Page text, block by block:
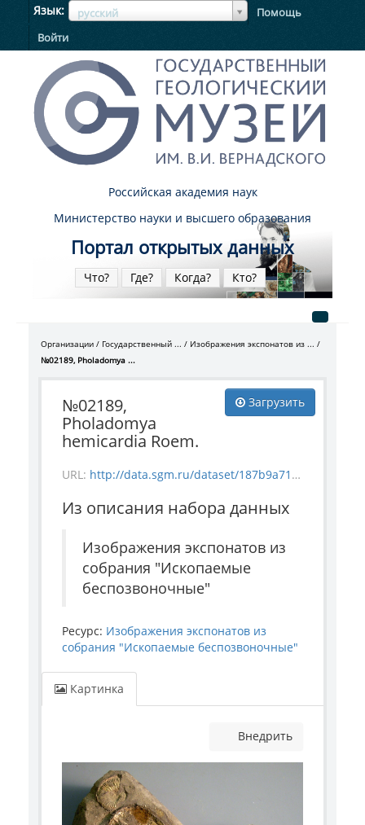
Язык русский
ЯзыкЯзык
Помощь
Войти
Российская академия наук
Министерство науки и высшего образования
Портал открытых данных
Что? Где? Когда? Кто?
Организации Государственный ...
Изображения экспонатов из ...
№02189, Pholadomya ...
Загрузить
№02189,
Pholadomya
hemicardia Roem.
URL: http://data.sgm.ru/dataset/187b9a71-4c85-43ec-99fe-080bdf792007/resource/40f29775-6763-451e-92c2-12b7af4c169a/download/invertebrate_2189.jpg
Из описания набора данных
Изображения экспонатов из
собрания "Ископаемые
беспозвоночные"
Ресурс: Изображения экспонатов из
собрания "Ископаемые беспозвоночные"
Картинка
Внедрить